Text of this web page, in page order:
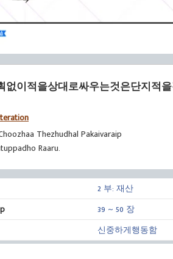
없이적을상대로싸우는것은단지적
Thezhudhal Pakaivaraip
Raaru.
2 부: 재산
39 ~ 50 장
신중하게행동함